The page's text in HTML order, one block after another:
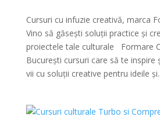
Cursuri cu infuzie creativă, marca
Vino să găsești soluții practice și
proiectele tale culturale Formare
București cursuri care să te inspire
vii cu soluții creative pentru ideile